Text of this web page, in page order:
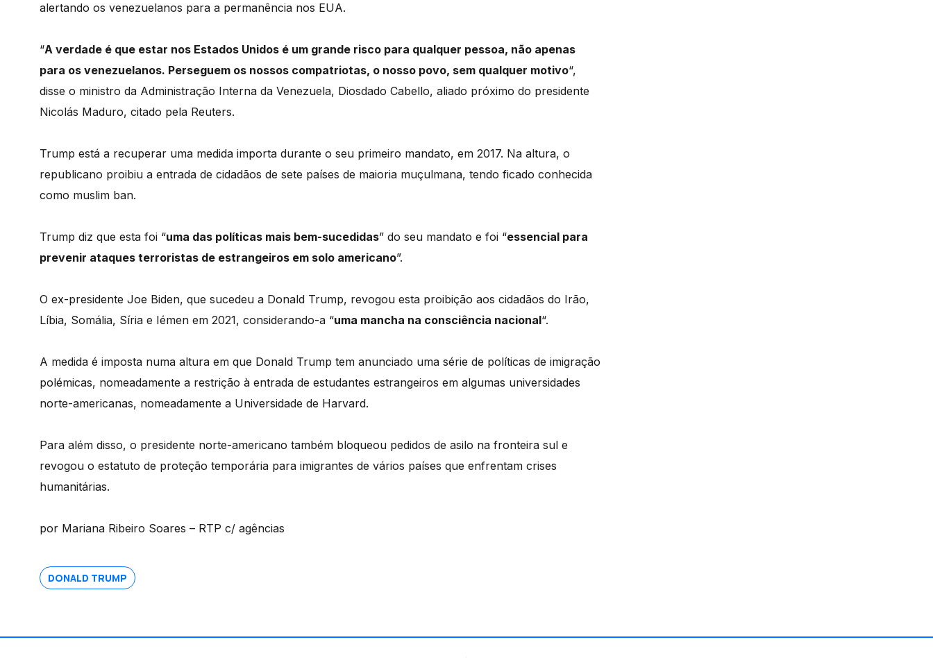
alertando os venezuelanos para a permanência nos EUA.
“A verdade é que estar nos Estados Unidos é um grande risco para qualquer pessoa, não apenas
para os venezuelanos. Perseguem os nossos compatriotas, o nosso povo, sem qualquer motivo“,
disse o ministro da Administração Interna da Venezuela, Diosdado Cabello, aliado próximo do presidente
Nicolás Maduro, citado pela Reuters.
Trump está a recuperar uma medida importa durante o seu primeiro mandato, em 2017. Na altura, o
republicano proibiu a entrada de cidadãos de sete países de maioria muçulmana, tendo ficado conhecida
como muslim ban.
Trump diz que esta foi “uma das políticas mais bem-sucedidas” do seu mandato e foi “essencial para
prevenir ataques terroristas de estrangeiros em solo americano”.
O ex-presidente Joe Biden, que sucedeu a Donald Trump, revogou esta proibição aos cidadãos do Irão,
Líbia, Somália, Síria e Iémen em 2021, considerando-a “uma mancha na consciência nacional“.
A medida é imposta numa altura em que Donald Trump tem anunciado uma série de políticas de imigração
polémicas, nomeadamente a restrição à entrada de estudantes estrangeiros em algumas universidades
norte-americanas, nomeadamente a Universidade de Harvard.
Para além disso, o presidente norte-americano também bloqueou pedidos de asilo na fronteira sul e
revogou o estatuto de proteção temporária para imigrantes de vários países que enfrentam crises
humanitárias.
por Mariana Ribeiro Soares – RTP c/ agências
DONALD TRUMP